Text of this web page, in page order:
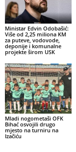
Ministar Edvin Odobašić:
Više od 2,25 miliona KM
za puteve, vodovode,
deponije i komunalne
projekte širom USK
Mladi nogometaši OFK
Bihać osvojili drugo
mjesto na turniru na
Izačiću